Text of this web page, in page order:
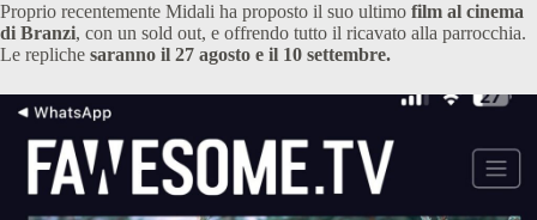
Proprio recentemente Midali ha proposto il suo ultimo film al cinema
di Branzi, con un sold out, e offrendo tutto il ricavato alla parrocchia.
Le repliche saranno il 27 agosto e il 10 settembre.